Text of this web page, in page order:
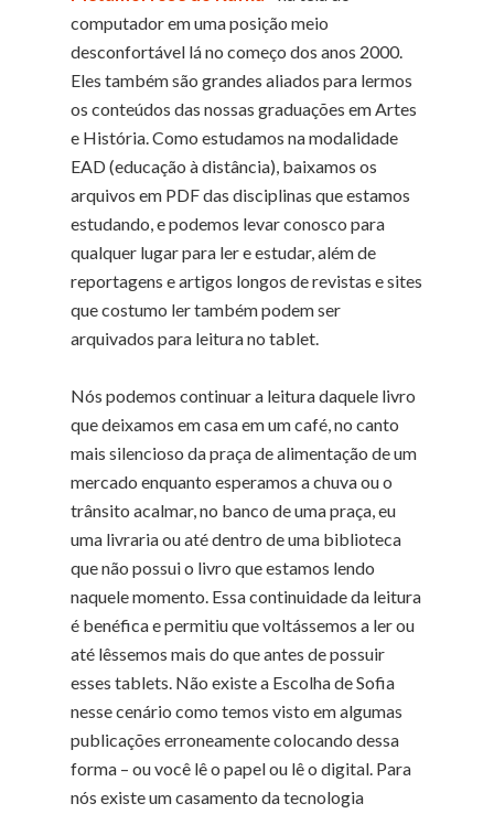
computador em uma posição meio
desconfortável lá no começo dos anos 2000.
Eles também são grandes aliados para lermos
os conteúdos das nossas graduações em Artes
e História. Como estudamos na modalidade
EAD (educação à distância), baixamos os
arquivos em PDF das disciplinas que estamos
estudando, e podemos levar conosco para
qualquer lugar para ler e estudar, além de
reportagens e artigos longos de revistas e sites
que costumo ler também podem ser
arquivados para leitura no tablet.
Nós podemos continuar a leitura daquele livro
que deixamos em casa em um café, no canto
mais silencioso da praça de alimentação de um
mercado enquanto esperamos a chuva ou o
trânsito acalmar, no banco de uma praça, eu
uma livraria ou até dentro de uma biblioteca
que não possui o livro que estamos lendo
naquele momento. Essa continuidade da leitura
é benéfica e permitiu que voltássemos a ler ou
até lêssemos mais do que antes de possuir
esses tablets. Não existe a Escolha de Sofia
nesse cenário como temos visto em algumas
publicações erroneamente colocando dessa
forma – ou você lê o papel ou lê o digital. Para
nós existe um casamento da tecnologia